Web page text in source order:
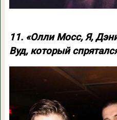
11. «Олли Мосс, Я,
Вуд, который